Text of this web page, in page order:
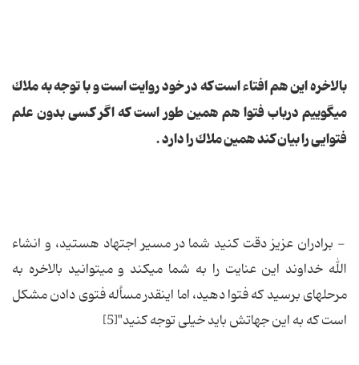
بالاخره این هم افتاء است كه در خود روایت است و با توجه به ملاك
مى‏گوییم درباب فتوا هم همین طور است که اگر كسى بدون علم
فتوایی را بیان كند همین ملاك را دارد .
- برادران عزیز دقت کنید شما در مسیر اجتهاد هستید، و انشاء
الله خداوند این عنایت را به شما مى‏كند و مى‏توانید بالاخره به
مرحله‏اى برسید كه فتوا دهید، اما اینقدر مسأله فتوى دادن مشكل
است كه به این جهاتش باید خیلى توجه كنید"[5]